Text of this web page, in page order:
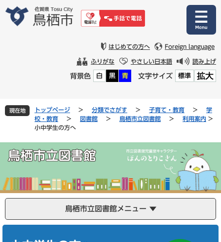
文
はじめての方へ Foreign language
ふりがな やさしい日本語 読み上げ
背景色 白 黒 青 文字サイズ 標準 拡大
現在地 トップページ > 分類でさがす > 子育て・教育 >
学
校・教育
> 図書館 > 鳥栖市立図書館 > 利用案内 >
小中学生の方へ
鳥栖市立図書館メニュー